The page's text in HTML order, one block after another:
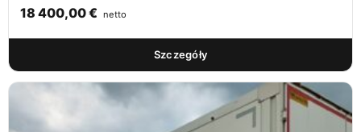
18 400,00€ netto
Szczegóły